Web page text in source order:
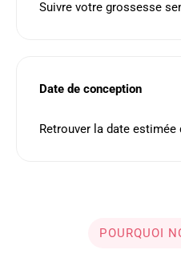
Suivre votre grossesse
Date de conception
Retrouver la date
POURQUOI